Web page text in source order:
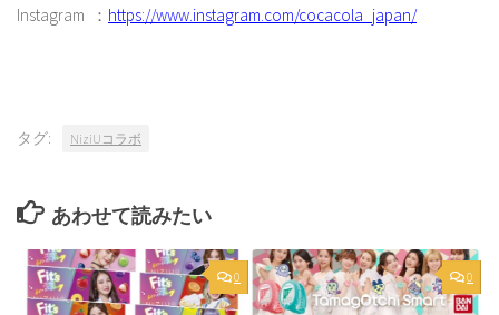
Instagram ： https://www.instagram.com/cocacola_japan/
タグ: NiziUコラボ
あわせて読みたい
0 0